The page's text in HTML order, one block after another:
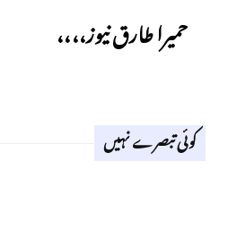
حمیرا طارق نیوز،،،،
کوئی تبصرے نہیں